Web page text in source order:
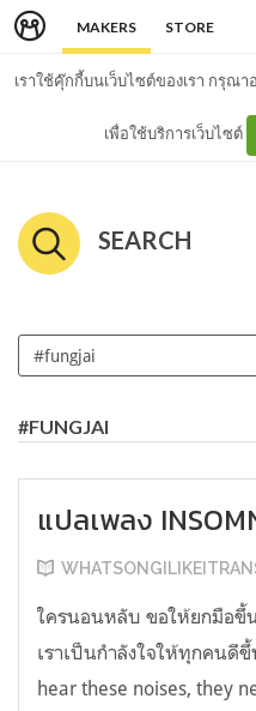
MAKERS STORE
เราใช้คุ๊กกี้บนเว็บไซต์ของเรา กรุณ
เพื่อใช้บริการเว็บไซต์
SEARCH
#FUNGJAI
แปลเพลง
ใครนอนหลับ ขอให้ยกมือขึ้
เราเป็นกำลังใจให้ทุกคนดี
hear these noises, they